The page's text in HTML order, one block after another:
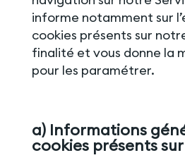
informe notamment sur
cookies présents sur
finalité et vous donne la
pour les paramétrer.
a) Informations
cookies présents